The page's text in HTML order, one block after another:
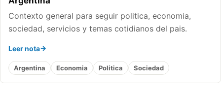
Contexto general para seguir politica, economia,
sociedad, servicios y temas cotidianos del pais.
Leer nota
Argentina Economia Politica Sociedad